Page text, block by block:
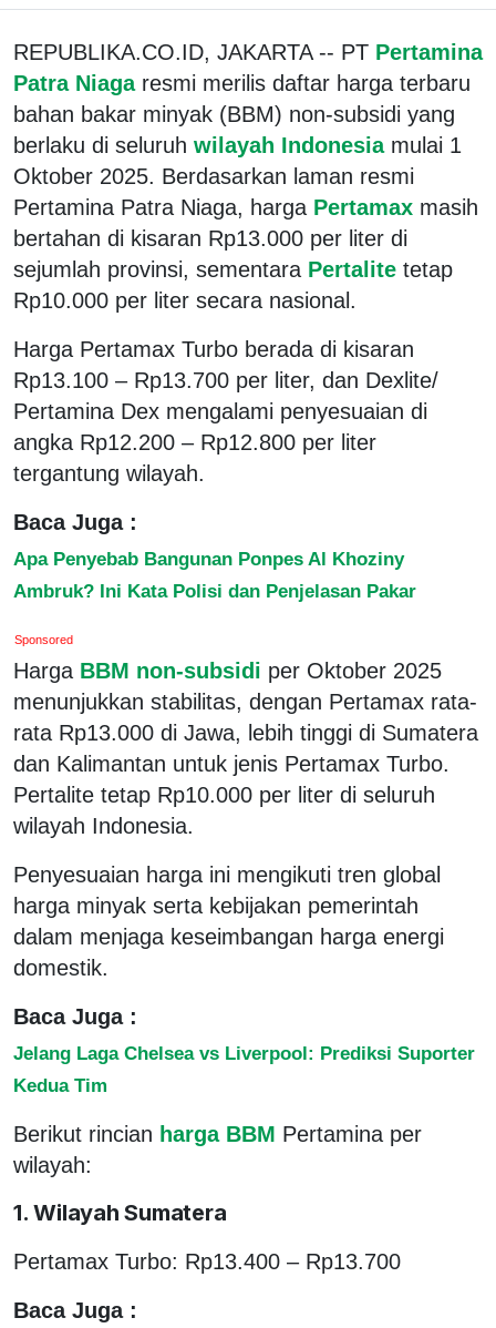
REPUBLIKA.CO.ID, JAKARTA -- PT Pertamina
Patra Niaga resmi merilis daftar harga terbaru
bahan bakar minyak (BBM) non-subsidi yang
berlaku di seluruh wilayah Indonesia mulai 1
Oktober 2025. Berdasarkan laman resmi
Pertamina Patra Niaga, harga Pertamax masih
bertahan di kisaran Rp13.000 per liter di
sejumlah provinsi, sementara Pertalite tetap
Rp10.000 per liter secara nasional.
Harga Pertamax Turbo berada di kisaran
Rp13.100 – Rp13.700 per liter, dan Dexlite/
Pertamina Dex mengalami penyesuaian di
angka Rp12.200 – Rp12.800 per liter
tergantung wilayah.
Baca Juga :
Apa Penyebab Bangunan Ponpes Al Khoziny
Ambruk? Ini Kata Polisi dan Penjelasan Pakar
Sponsored
Harga BBM non-subsidi per Oktober 2025
menunjukkan stabilitas, dengan Pertamax rata-
rata Rp13.000 di Jawa, lebih tinggi di Sumatera
dan Kalimantan untuk jenis Pertamax Turbo.
Pertalite tetap Rp10.000 per liter di seluruh
wilayah Indonesia.
Penyesuaian harga ini mengikuti tren global
harga minyak serta kebijakan pemerintah
dalam menjaga keseimbangan harga energi
domestik.
Baca Juga :
Jelang Laga Chelsea vs Liverpool: Prediksi Suporter
Kedua Tim
Berikut rincian harga BBM Pertamina per
wilayah:
1. Wilayah Sumatera
Pertamax Turbo: Rp13.400 – Rp13.700
Baca Juga :